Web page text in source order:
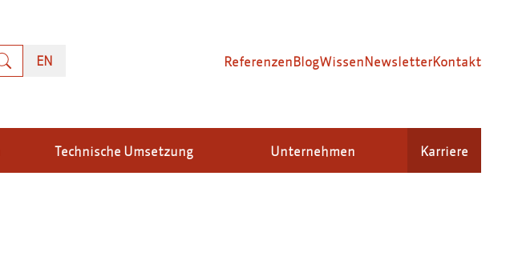
EN
Technische Umsetzung Unternehmen Karriere
ReferenzenBlogWissenNewsletterKontakt